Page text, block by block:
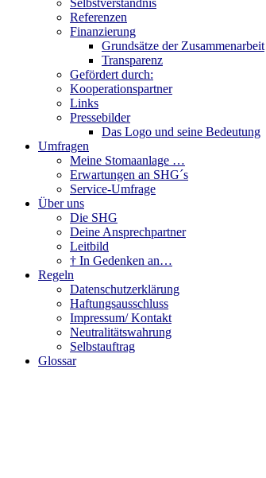
Referenzen
Finanzierung
Grundsätze der Zusammenarbeit
Transparenz
Gefördert durch:
Kooperationspartner
Links
Pressebilder
Das Logo und seine Bedeutung
Umfragen
Meine Stomaanlage …
Erwartungen an SHG´s
Service-Umfrage
Über uns
Die SHG
Deine Ansprechpartner
Leitbild
† In Gedenken an…
Regeln
Datenschutzerklärung
Haftungsausschluss
Impressum/ Kontakt
Neutralitätswahrung
Selbstauftrag
Glossar